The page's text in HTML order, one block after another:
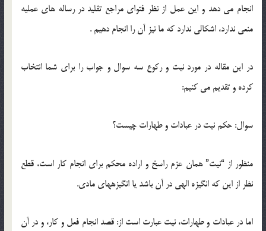
انجام می دهد و این عمل از نظر فتوای مراجع تقلید در رساله های عملیه
منعی ندارد، اشکالی ندارد که ما نیز آن را انجام دهیم .
در این مقاله در مورد نیت و رکوع سه سوال و جواب را برای شما انتخاب
کرده و تقدیم می کنیم:
سوال: حکم نیت در عبادات و طهارات چیست؟
منظور از “نیت‏” همان عزم راسخ و اراده محکم ‏براى انجام ‏کار است، قطع
‏نظر از این که ‏انگیزه الهى در آن باشد یا انگیزه‏هاى مادى.
اما در عبادات و طهارات، نیت عبارت است از: قصد انجام فعل و کار، و در آن